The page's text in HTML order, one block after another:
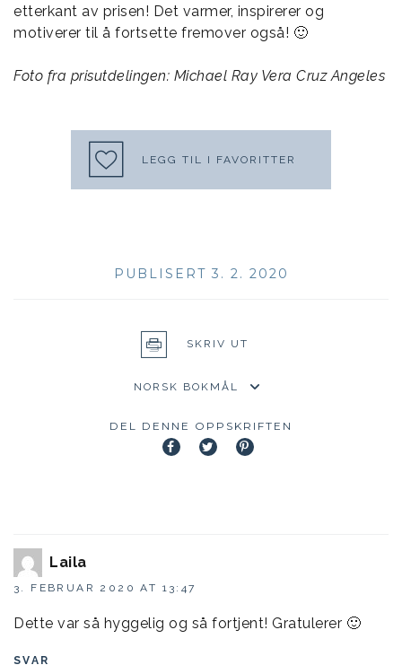
etterkant av prisen! Det varmer, inspirerer og
motiverer til å fortsette fremover også! 🙂
Foto fra prisutdelingen: Michael Ray Vera Cruz Angeles
LEGG TIL I FAVORITTER
PUBLISERT 3. 2. 2020
SKRIV UT
DEL DENNE OPPSKRIFTEN
Laila
3. FEBRUAR 2020 AT 13:47
Dette var så hyggelig og så fortjent! Gratulerer 🙂
SVAR